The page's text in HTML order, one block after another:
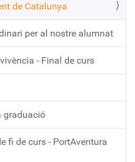
de Catalunya
per al nostre alumnat
- Final de curs
graduació
fi de curs - PortAventura